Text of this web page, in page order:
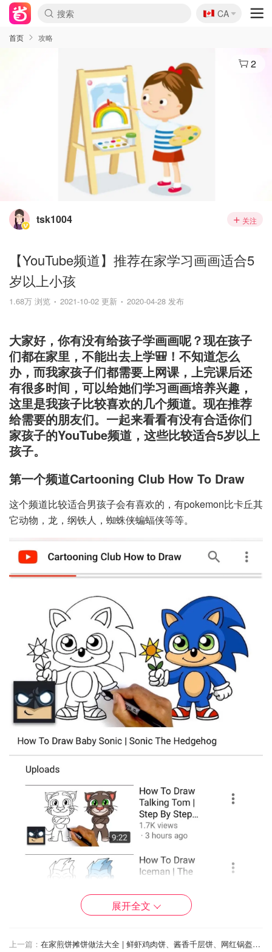
🇨🇦
CA
首页 攻略
2
tsk1004 关注
【YouTube频道】推荐在家学习画画适合5
岁以上小孩
1.68万 浏览 2021-10-02 更新 2020-04-28 发布
大家好，你有没有给孩子学画画呢？现在孩子
们都在家里，不能出去上学🎒！不知道怎么
办，而我家孩子们都需要上网课，上完课后还
有很多时间，可以给她们学习画画培养兴趣，
这里是我孩子比较喜欢的几个频道。现在推荐
给需要的朋友们。一起来看看有没有合适你们
家孩子的YouTube频道，这些比较适合5岁以上
孩子。
第一个频道Cartooning Club How To Draw
这个频道比较适合男孩子会有喜欢的，有pokemon比卡丘其
它动物，龙，纲铁人，蜘蛛侠蝙蝠侠等等。
展开全文
上一篇：
在家煎饼摊饼做法大全 | 鲜虾鸡肉饼、酱香千层饼、网红锅盔、老北京烧饼...15种做法包教包会！